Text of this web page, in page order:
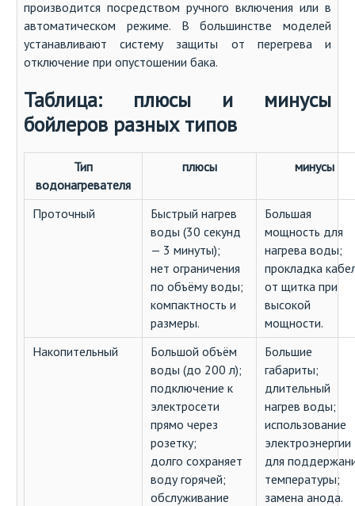
производится посредством ручного включения или в
автоматическом режиме. В большинстве моделей
устанавливают систему защиты от перегрева и
отключение при опустошении бака.
Таблица: плюсы и минусы
бойлеров разных типов
Тип
водонагревателя
плюсы минусы
Проточный
Быстрый нагрев
воды (30 секунд
— 3 минуты);
нет ограничения
по объёму воды;
компактность и
размеры.
Большая
мощность для
нагрева воды;
прокладка
от щитка при
высокой
мощности.
Накопительный
Большой объём
воды (до 200 л);
подключение к
электросети
прямо через
розетку;
долго сохраняет
воду горячей;
обслуживание
Большие
габариты;
длительный
нагрев воды;
использование
электроэнергии
для
температуры;
замена анода.